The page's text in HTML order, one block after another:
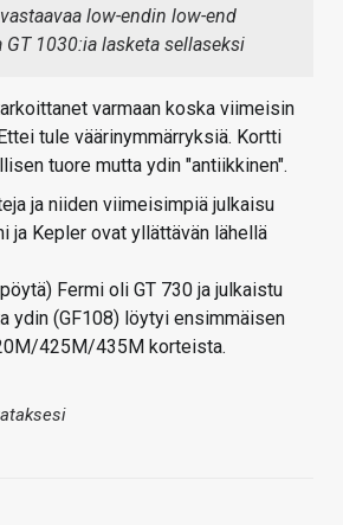
low-endin low-end
1030:ia lasketa sellaseksi
varmaan koska viimeisin
tule väärinymmärryksiä. Kortti
tuore mutta ydin "antiikkinen".
ja niiden viimeisimpiä julkaisu
ja Kepler ovat yllättävän lähellä
Fermi oli GT 730 ja julkaistu
ydin (GF108) löytyi ensimmäisen
425M/435M korteista.